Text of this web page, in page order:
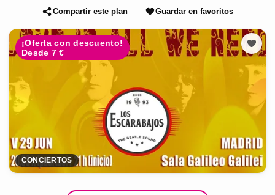
Compartir este plan Guardar en favoritos
¡Oferta con descuento!
Desde 7 €
CONCIERTOS